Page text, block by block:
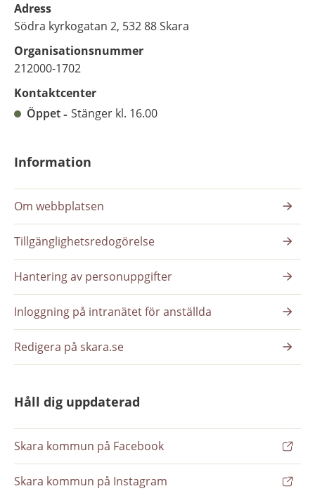
Adress
Södra kyrkogatan 2, 532 88 Skara
Organisationsnummer
212000-1702
Kontaktcenter
Öppet
Stänger kl. 16.00
Information
Om webbplatsen
Tillgänglighetsredogörelse
Hantering av personuppgifter
Inloggning på intranätet för anställda
Redigera på skara.se
Håll dig uppdaterad
Skara kommun på Facebook
Skara kommun på Instagram